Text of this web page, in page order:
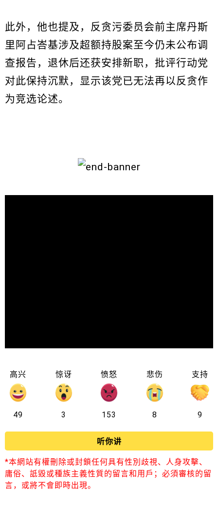
此外，他也提及，反贪污委员会前主席丹斯
里阿占峇基涉及超额持股案至今仍未公布调
查报告，退休后还获安排新职，批评行动党
对此保持沉默，显示该党已无法再以反贪作
为竞选论述。
高兴
49
惊讶
3
愤怒
153
悲伤
8
支持
9
听你讲
*本網站有權刪除或封鎖任何具有性別歧視、人身攻擊、
庸俗、詆毀或種族主義性質的留言和用戶；必須審核的留
言，或將不會即時出現。